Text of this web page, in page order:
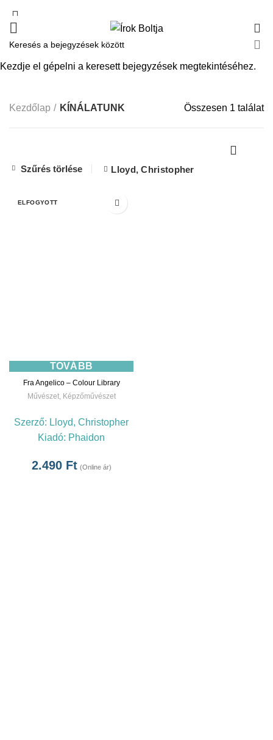
KÍNÁLATUNK
Kezdőlap KÍNÁLATUNK Összesen 1 találat
Szűrés törlése Lloyd, Christopher
ELFOGYOTT
TOVÁBB
Fra Angelico – Colour Library
Művészet, Képzőművészet
Szerző: Lloyd, Christopher
Kiadó: Phaidon
2.490 Ft (Online ár)
Kezdje el gépelni a keresett bejegyzések megtekintéséhez.